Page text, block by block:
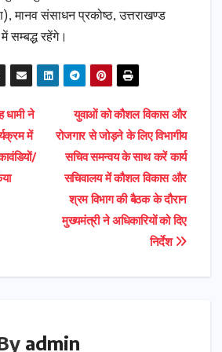
मानव संसाधन प्रकोष्ठ, उत्तराखण्ड
सम्बद्ध रहेंगे।
युवाओं को कौशल विकास और
रोजगार से जोड़ने के लिए विभागीय
सचिव समन्वय के साथ करें कार्य
सचिवालय में कौशल विकास और
श्रम विभाग की बैठक के दौरान
मुख्यमंत्री ने अधिकारियों को दिए
निर्देश
धामी ने
में
admin